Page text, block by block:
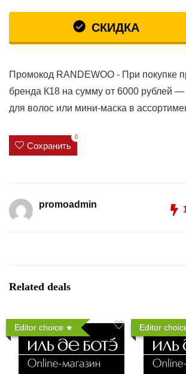
СКИДКА
Промокод RANDEWOO - При покупке
бренда К18 на сумму от 6000 рублей
для волос или мини-маска в
Сохранить
0
promoadmin
Related deals
Editor choice Editor